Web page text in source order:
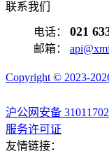
联系我们
电话： 021
邮箱：
Copyright © 2023-
沪公网安备
服务许可证
友情链接：